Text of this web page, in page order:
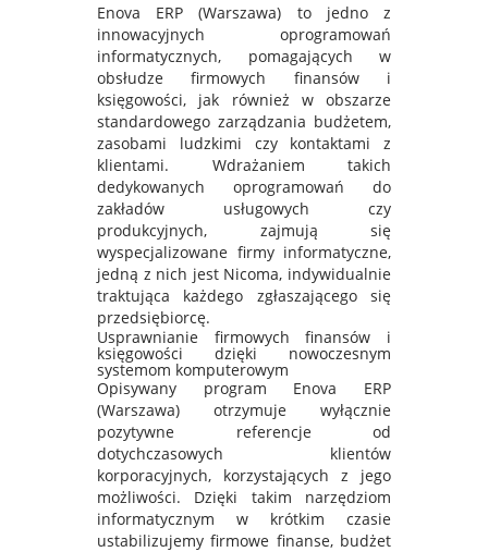
Enova ERP (Warszawa) to jedno z
innowacyjnych oprogramowań
informatycznych, pomagających w
obsłudze firmowych finansów i
księgowości, jak również w obszarze
standardowego zarządzania budżetem,
zasobami ludzkimi czy kontaktami z
klientami. Wdrażaniem takich
dedykowanych oprogramowań do
zakładów usługowych czy
produkcyjnych, zajmują się
wyspecjalizowane firmy informatyczne,
jedną z nich jest Nicoma, indywidualnie
traktująca każdego zgłaszającego się
przedsiębiorcę.
Usprawnianie firmowych finansów i
księgowości dzięki nowoczesnym
systemom komputerowym
Opisywany program Enova ERP
(Warszawa) otrzymuje wyłącznie
pozytywne referencje od
dotychczasowych klientów
korporacyjnych, korzystających z jego
możliwości. Dzięki takim narzędziom
informatycznym w krótkim czasie
ustabilizujemy firmowe finanse, budżet